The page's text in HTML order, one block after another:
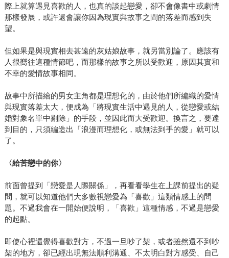
際上就算遇見喜歡的人，也真的談起戀愛，卻不會像書中或劇情
那樣發展，或許還會讓你因為現實與故事之間的落差而感到失
望。
但如果是與現實相去甚遠的灰姑娘故事，就另當別論了。應該有
人很嚮往這種情節吧，而那樣的故事之所以受歡迎，原因其實和
不幸的愛情故事相同。
故事中所描繪的男女主角都是理想化的，由於他們所編織的愛情
與現實落差太大，便成為「將現實生活中遇見的人，從戀愛或結
婚對象名單中剔除」的手段，並因此而大受歡迎。換言之，要達
到目的，只須編造出「浪漫而理想化，或無法到手的愛」就可以
了。
〈給苦戀中的你〉
前面曾提到「戀愛是人際關係」，再看看學生在上課前提出的疑
問，就可以知道他們大多數視戀愛為「喜歡」這類情感上的問
題。不過我會在一開始便說明，「喜歡」這種情感，不過是戀愛
的起點。
即使心裡還覺得喜歡對方，不過一旦吵了架，或者雖然還不到吵
架的地方，卻已經出現無法順利溝通、不太明白對方感受、自己